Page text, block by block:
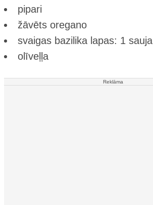
pipari
žāvēts oregano
svaigas bazilika lapas: 1 sauja
olīveļļa
Reklāma